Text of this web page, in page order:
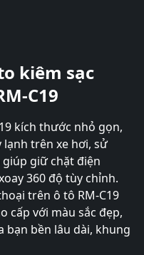
kiêm sạc
C19
kích thước nhỏ gọn,
trên xe hơi, sử
giữ chặt điện
360 độ tùy chỉnh.
trên ô tô RM-C19
cấp với màu sắc đẹp,
bạn bền lâu dài, khung